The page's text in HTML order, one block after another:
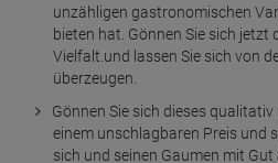
unzähligen gastronomischen
bieten hat. Gönnen Sie sich jetzt
Vielfalt.und lassen Sie sich von
überzeugen.
Gönnen Sie sich dieses
einem unschlagbaren Preis und
sich und seinen Gaumen mit